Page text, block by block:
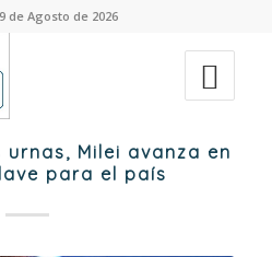
de Agosto de 2026
Milei avanza en
para el país